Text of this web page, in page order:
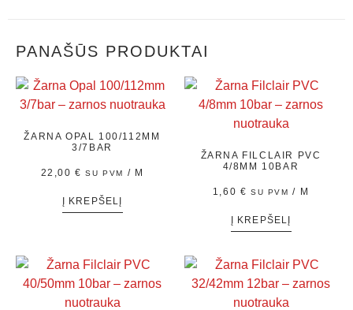
PANAŠŪS PRODUKTAI
ŽARNA OPAL 100/112MM
3/7BAR
22,00€ SU PVM / M
Į KREPŠELĮ
ŽARNA FILCLAIR PVC
4/8MM 10BAR
1,60 € SU PVM / M
Į KREPŠELĮ